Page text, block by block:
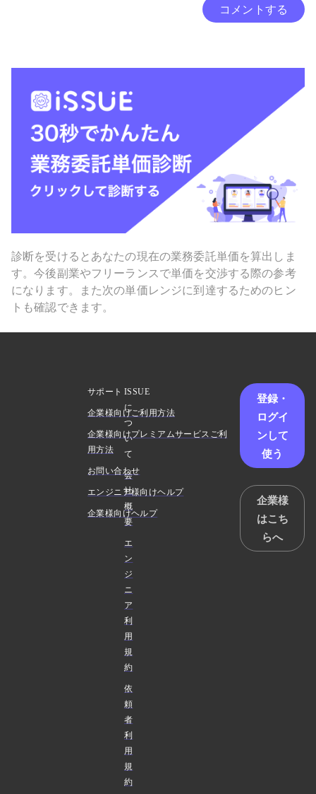
コメントする
診断を受けるとあなたの現在の業務委託単価を算出しま
す。今後副業やフリーランスで単価を交渉する際の参考
になります。また次の単価レンジに到達するためのヒン
トも確認できます。
ISSUE
に
つ
い
て
会
社
概
要
エ
ン
ジ
ニ
ア
利
用
規
約
依
頼
者
利
用
規
約
サポート
企業様向けご利用方法
企業様向けプレミアムサービスご利
用方法
お問い合わせ
エンジニア様向けヘルプ
企業様向けヘルプ
登録・
ログイ
ンして
使う
企業様
はこち
らへ